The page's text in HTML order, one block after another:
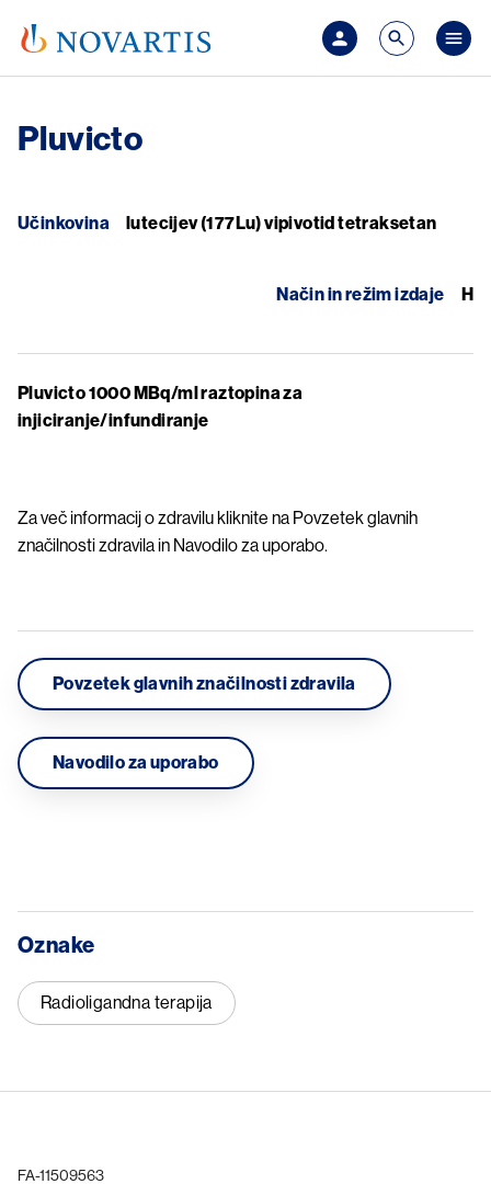
Pluvicto
Učinkovina lutecijev (177Lu) vipivotid tetraksetan
Način in režim izdaje H
Pluvicto 1000 MBq/ml raztopina za
injiciranje/infundiranje
Za več informacij o zdravilu kliknite na Povzetek glavnih
značilnosti zdravila in Navodilo za uporabo.
Povzetek glavnih značilnosti zdravila
Navodilo za uporabo
Oznake
Radioligandna terapija
FA-11509563